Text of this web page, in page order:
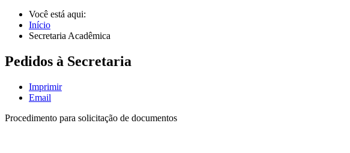
Você está aqui:
Início
Secretaria Acadêmica
Pedidos à Secretaria
Imprimir
Email
Procedimento para solicitação de documentos